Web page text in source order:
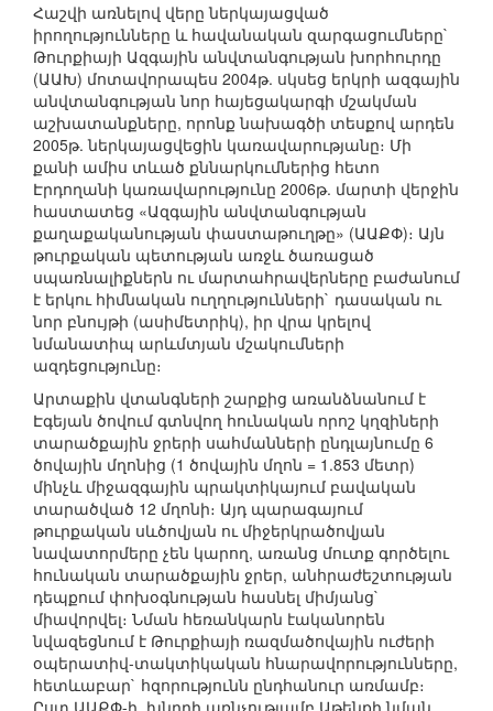
Հաշվի առնելով վերը ներկայացված
իրողությունները և հավանական զարգացումները`
Թուրքիայի Ազգային անվտանգության խորհուրդը
(ԱԱԽ) մոտավորապես 2004թ. սկսեց երկրի ազգային
անվտանգության նոր հայեցակարգի մշակման
աշխատանքները, որոնք նախագծի տեսքով արդեն
2005թ. ներկայացվեցին կառավարությանը։ Մի
քանի ամիս տևած քննարկումներից հետո
Էրդողանի կառավարությունը 2006թ. մարտի վերջին
հաստատեց «Ազգային անվտանգության
քաղաքականության փաստաթուղթը» (ԱԱՔՓ)։ Այն
թուրքական պետության առջև ծառացած
սպառնալիքներն ու մարտահրավերները բաժանում
է երկու հիմնական ուղղությունների` դասական ու
նոր բնույթի (ասիմետրիկ), իր վրա կրելով
նմանատիպ արևմտյան մշակումների
ազդեցությունը։
Արտաքին վտանգների շարքից առանձնանում է
Էգեյան ծովում գտնվող հունական որոշ կղզիների
տարածքային ջրերի սահմանների ընդլայնումը 6
ծովային մղոնից (1 ծովային մղոն = 1.853 մետր)
մինչև միջազգային պրակտիկայում բավական
տարածված 12 մղոնի։ Այդ պարագայում
թուրքական սևծովյան ու միջերկրածովյան
նավատորմերը չեն կարող, առանց մուտք գործելու
հունական տարածքային ջրեր, անհրաժեշտության
դեպքում փոխօգնության հասնել միմյանց`
միավորվել։ Նման հեռանկարն էականորեն
նվազեցնում է Թուրքիայի ռազմածովային ուժերի
օպերատիվ-տակտիկական հնարավորությունները,
հետևաբար` հզորությունն ընդհանուր առմամբ։